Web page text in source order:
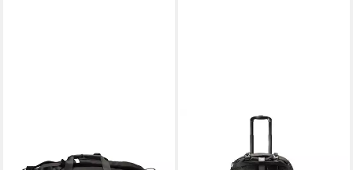
ab 152,15 € UVP179,00 €
CAMEL ACTIVE
Reisetasche Connect, Nylon
ab 186,15 € UVP219,00 €